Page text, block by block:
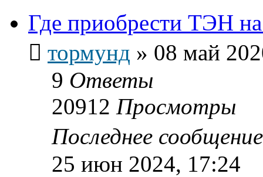
Где приобрести ТЭН на
тормунд » 08 май
9 Ответы
20912 Просмотры
Последнее
25 июн 2024, 17:24